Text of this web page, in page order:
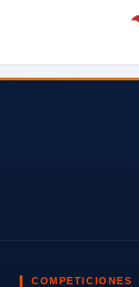
COMPETICIONES